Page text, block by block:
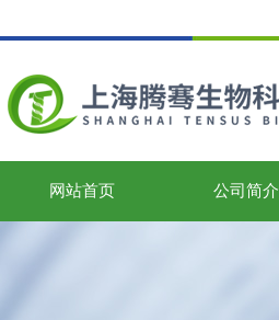
网站首页 公司简介